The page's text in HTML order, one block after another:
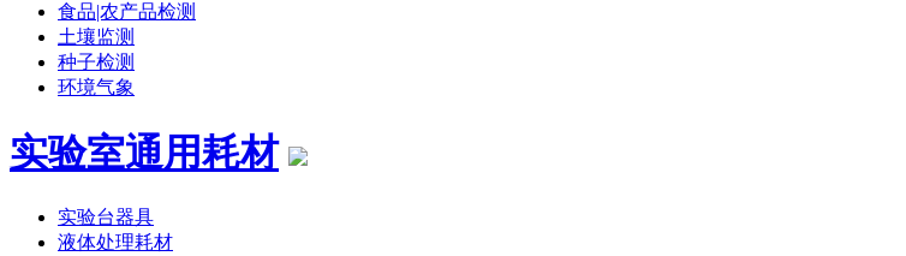
食品|农产品检测
土壤监测
种子检测
环境气象
实验室通用耗材
实验台器具
液体处理耗材